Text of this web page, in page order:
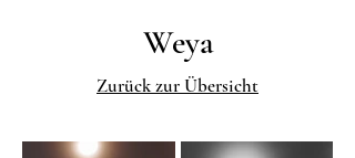
Weya
Zurück zur Übersicht